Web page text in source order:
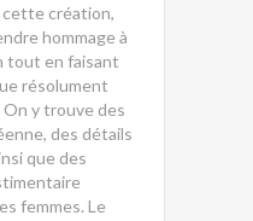
cette création,
hommage à
tout en faisant
résolument
y trouve des
des détails
que des
femmes. Le